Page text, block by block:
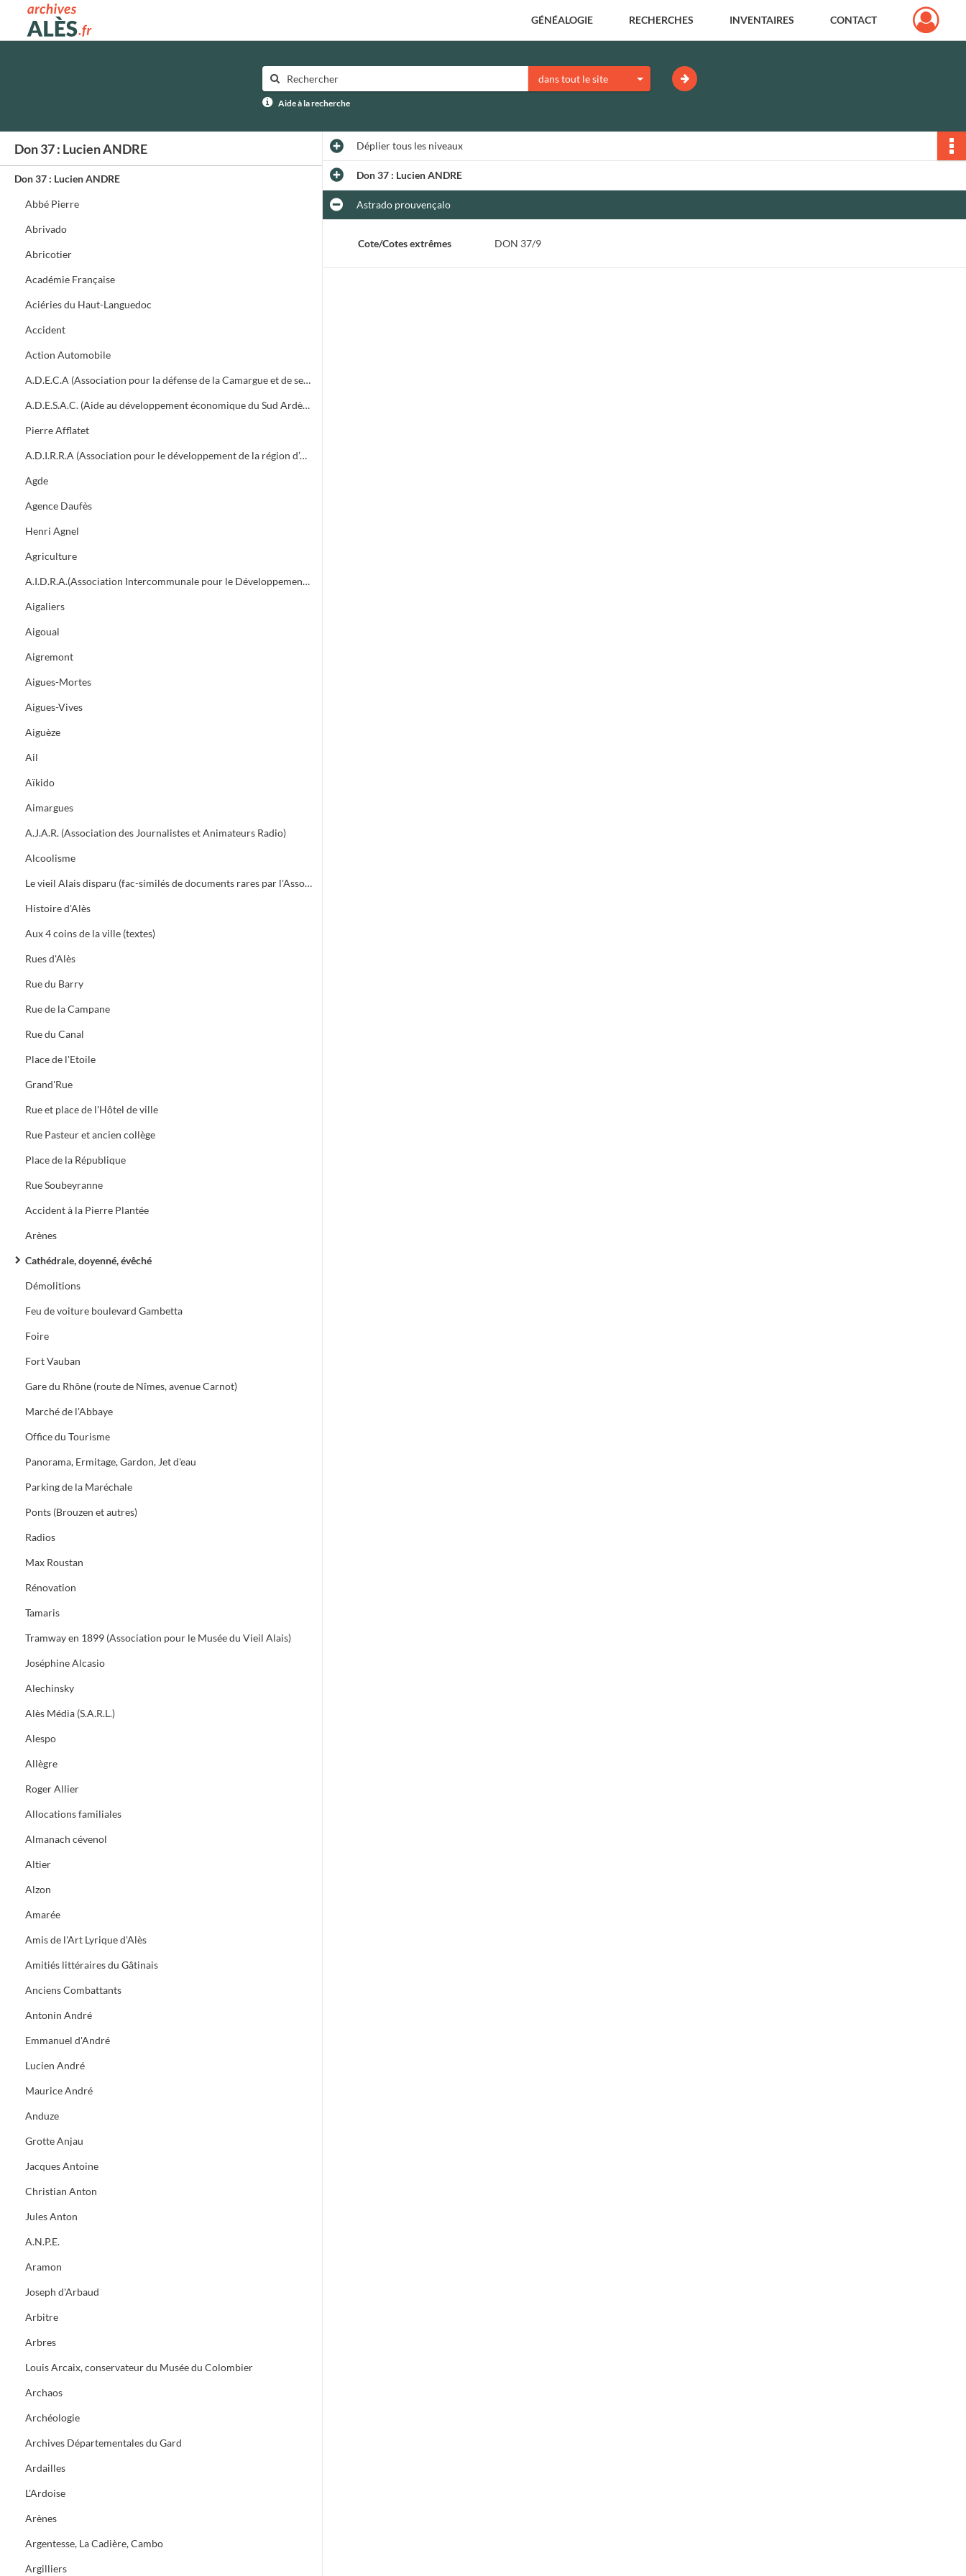
Archives municipales d'Alès GÉNÉALOGIE RECHERCHES INVENTAIRES CONTACT
dans tout le site
Aide à la recherche
Don 37 : Lucien ANDRE
Don 37 : Lucien ANDRE
Abbé Pierre
Abrivado
Abricotier
Académie Française
Aciéries du Haut-Languedoc
Accident
Action Automobile
A.D.E.C.A (Association pour la défense de la Camargue et de ses traditions)
A.D.E.S.A.C. (Aide au développement économique du Sud Ardèche et des Cévennes)
Pierre Afflatet
A.D.I.R.R.A (Association pour le développement de la région d’Alès)
Agde
Agence Daufès
Henri Agnel
Agriculture
A.I.D.R.A.(Association Intercommunale pour le Développement de la Région d'Alès)
Aigaliers
Aigoual
Aigremont
Aigues-Mortes
Aigues-Vives
Aiguèze
Ail
Aïkido
Aimargues
A.J.A.R. (Association des Journalistes et Animateurs Radio)
Alcoolisme
Le vieil Alais disparu (fac-similés de documents rares par l'Association des Amis du vieil Alais)
Histoire d'Alès
Aux 4 coins de la ville (textes)
Rues d'Alès
Rue du Barry
Rue de la Campane
Rue du Canal
Place de l'Etoile
Grand'Rue
Rue et place de l'Hôtel de ville
Rue Pasteur et ancien collège
Place de la République
Rue Soubeyranne
Accident à la Pierre Plantée
Arènes
Cathédrale, doyenné, évêché
Démolitions
Feu de voiture boulevard Gambetta
Foire
Fort Vauban
Gare du Rhône (route de Nîmes, avenue Carnot)
Marché de l'Abbaye
Office du Tourisme
Panorama, Ermitage, Gardon, Jet d'eau
Parking de la Maréchale
Ponts (Brouzen et autres)
Radios
Max Roustan
Rénovation
Tamaris
Tramway en 1899 (Association pour le Musée du Vieil Alais)
Joséphine Alcasio
Alechinsky
Alès Média (S.A.R.L.)
Alespo
Allègre
Roger Allier
Allocations familiales
Almanach cévenol
Altier
Alzon
Amarée
Amis de l'Art Lyrique d'Alès
Amitiés littéraires du Gâtinais
Anciens Combattants
Antonin André
Emmanuel d'André
Lucien André
Maurice André
Anduze
Grotte Anjau
Jacques Antoine
Christian Anton
Jules Anton
A.N.P.E.
Aramon
Joseph d'Arbaud
Arbitre
Arbres
Louis Arcaix, conservateur du Musée du Colombier
Archaos
Archéologie
Archives Départementales du Gard
Ardailles
L'Ardoise
Arènes
Argentesse, La Cadière, Cambo
Argilliers
Dépliertous les niveaux
Don 37 : Lucien ANDRE
Astrado prouvençalo
Cote/Cotes extrêmes DON 37/9